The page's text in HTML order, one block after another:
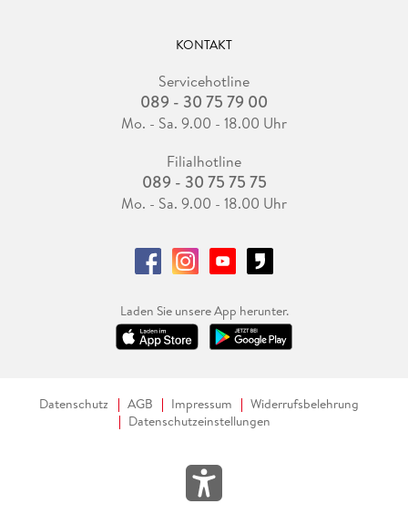
KONTAKT
Servicehotline
089 - 30 75 79 00
Mo. - Sa. 9.00 - 18.00 Uhr
Filialhotline
089 - 30 75 75 75
Mo. - Sa. 9.00 - 18.00 Uhr
Laden Sie unsere App herunter.
Datenschutz AGB Impressum
Widerrufsbelehrung
Datenschutzeinstellungen